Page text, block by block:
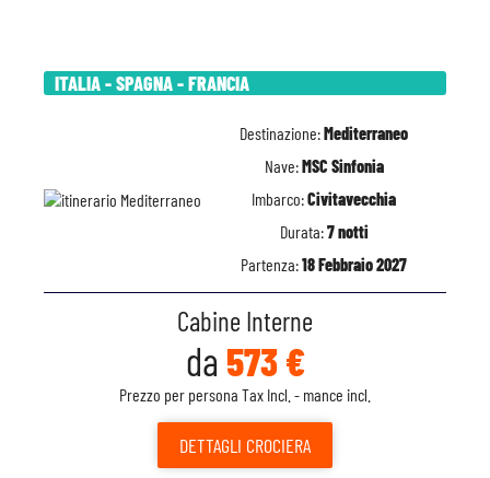
ITALIA - SPAGNA - FRANCIA
Destinazione:Mediterraneo
Nave:MSC Sinfonia
Imbarco:Civitavecchia
Durata:7 notti
Partenza:18 Febbraio 2027
Cabine Interne
da 573 €
Prezzo per persona Tax Incl. - mance incl.
DETTAGLI CROCIERA